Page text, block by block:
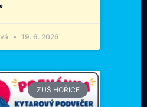
19. 6. 2026
ZUŠ HOŘICE